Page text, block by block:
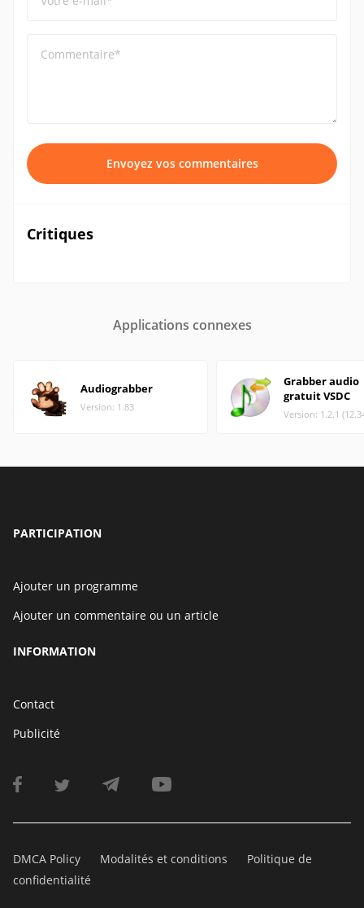
Commentaire*
Envoyez vos commentaires
Critiques
Applications connexes
Audiograbber
Version: 1.83
Grabber audio
gratuit VSDC
Version: 1.2.1
PARTICIPATION
Ajouter un programme
Ajouter un commentaire ou un article
INFORMATION
Contact
Publicité
DMCA Policy Modalités et conditions
Politique de
confidentialité